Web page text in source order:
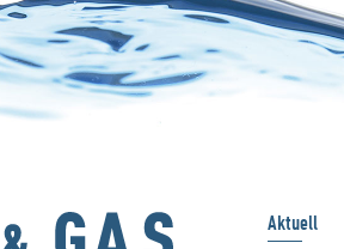
Aktuell